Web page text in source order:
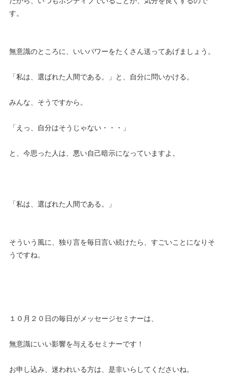
す。
無意識のところに、いいパワーをたくさん送ってあげましょう。
「私は、選ばれた人間である。」と、自分に問いかける。
みんな、そうですから。
「えっ、自分はそうじゃない・・・」
と、今思った人は、悪い自己暗示になっていますよ。
「私は、選ばれた人間である。」
そういう風に、独り言を毎日言い続けたら、すごいことになりそ
うですね。
１０月２０日の毎日がメッセージセミナーは、
無意識にいい影響を与えるセミナーです！
お申し込み、迷われいる方は、是非いらしてくださいね。